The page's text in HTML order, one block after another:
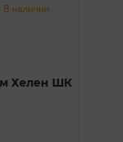
В наличии
Хелен ШК